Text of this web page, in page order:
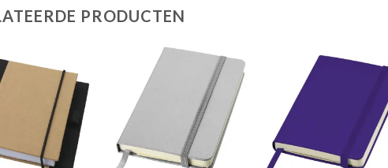
PRODUCTEN
Toevoegen
aan
wenslijst
Toevoegen
aan
wenslijst
wenslijst